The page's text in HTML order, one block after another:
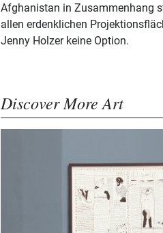
Afghanistan in Zusammenhang
allen erdenklichen
Jenny Holzer keine Option.
Discover More Art